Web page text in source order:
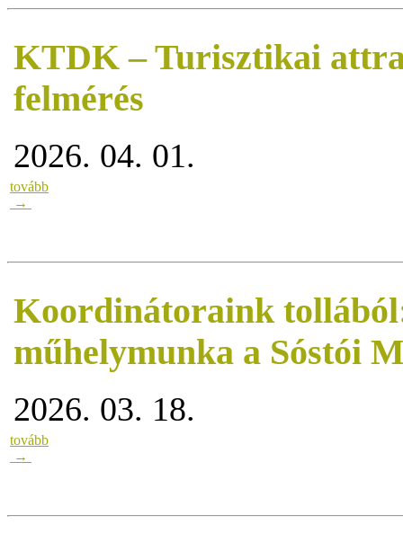
KTDK – Turisztikai
felmérés
2026. 04. 01.
tovább
→
Koordinátoraink
műhelymunka a Sóstói
2026. 03. 18.
tovább
→